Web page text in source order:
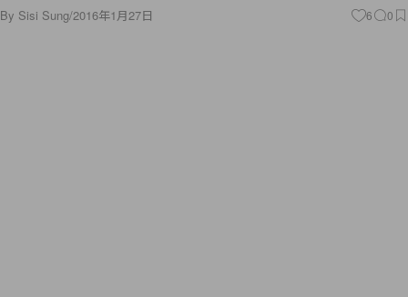
By Sisi Sung/2016年1月27日 6 0